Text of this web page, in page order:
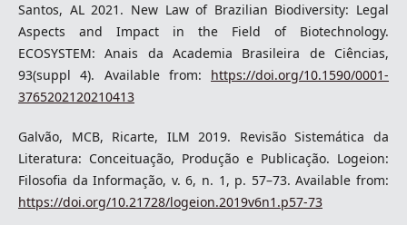
Santos, AL 2021. New Law of Brazilian Biodiversity: Legal
Aspects and Impact in the Field of Biotechnology.
ECOSYSTEM: Anais da Academia Brasileira de Ciências,
93(suppl 4). Available from: https://doi.org/10.1590/0001-
3765202120210413
Galvão, MCB, Ricarte, ILM 2019. Revisão Sistemática da
Literatura: Conceituação, Produção e Publicação. Logeion:
Filosofia da Informação, v. 6, n. 1, p. 57–73. Available from:
https://doi.org/10.21728/logeion.2019v6n1.p57-73